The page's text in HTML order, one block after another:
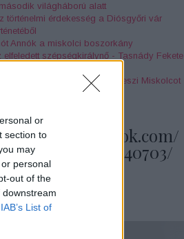
or
section to
may
personal
out of the
IAB’s List of
világháború alatt
történelmi érdekesség a Diósgyőri vár
Annók a miskolci boszorkány
elfeledett szépségkirálynő - Tasnády Fekete
dolog, amely különlegessé teszi Miskolcot
miskolci kocsonya legendája
www.facebook.com/
1483451408340703/